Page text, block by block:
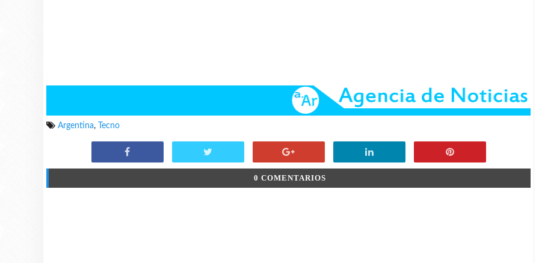
Argentina, Tecno
0 COMENTARIOS